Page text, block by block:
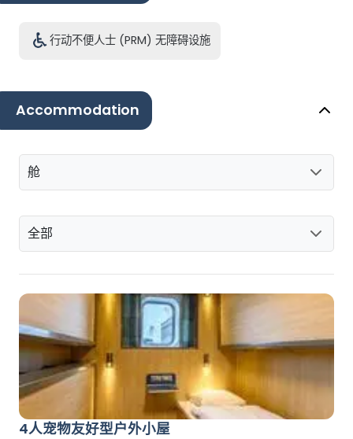
行动不便人士 (PRM) 无障碍设施
Accommodation
舱
全部
4人宠物友好型户外小屋